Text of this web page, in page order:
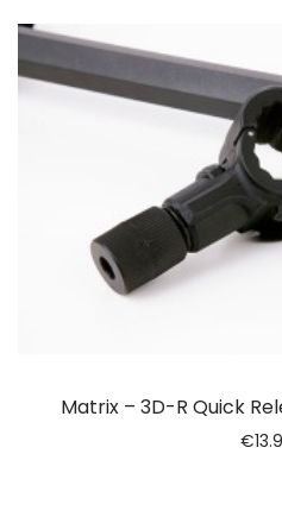
Matrix – 3D-R Quick
€